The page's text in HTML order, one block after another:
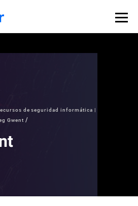
de seguridad informática |
Gwent